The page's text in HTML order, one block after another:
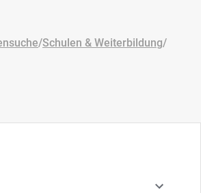
/Schulen & Weiterbildung/